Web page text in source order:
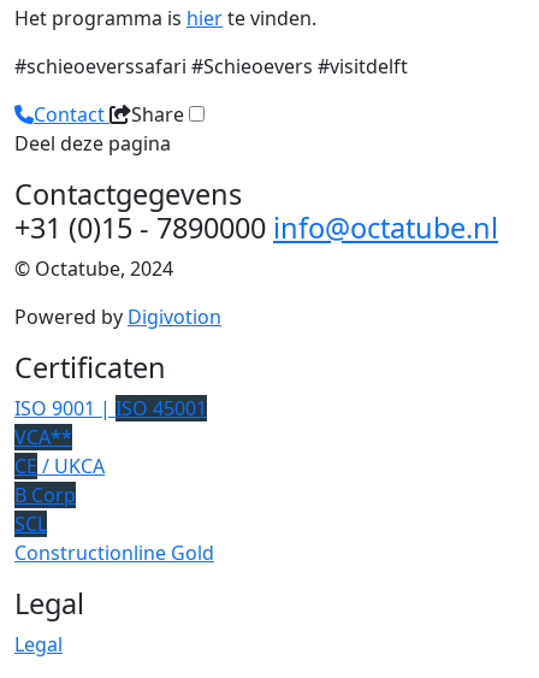
Het programma is hierte vinden.
#schieoeverssafari #Schieoevers #visitdelft
Contact
Share
Deel deze pagina
Contactgegevens
+31 (0)15 - 7890000 info@octatube.nl
© Octatube, 2024
Powered by Digivotion
Certificaten
ISO 9001 | ISO 45001
VCA**
CE / UKCA
B Corp
SCL
Constructionline Gold
Legal
Legal